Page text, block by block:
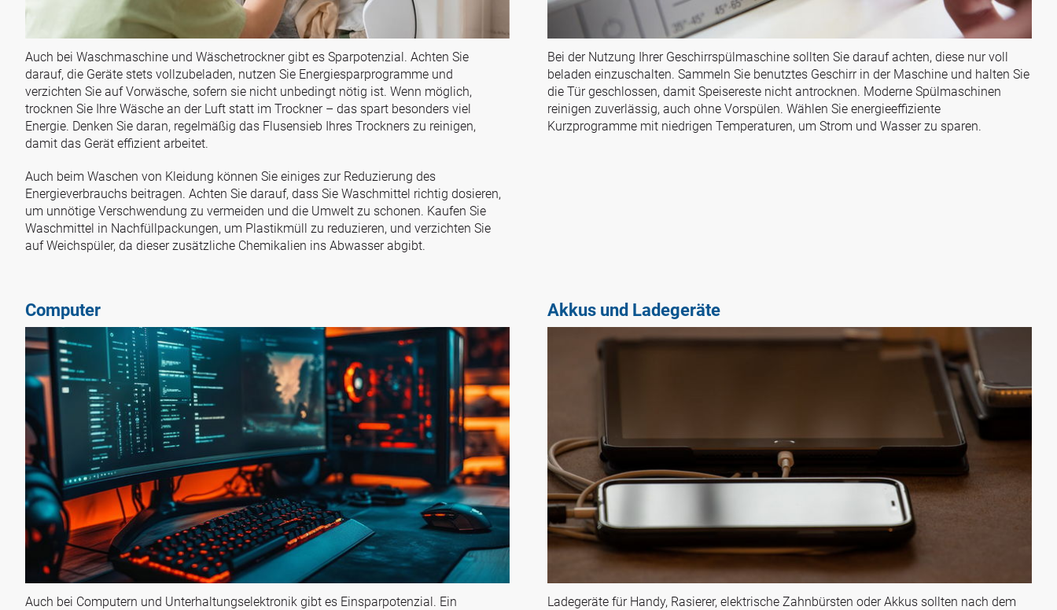
Auch bei Waschmaschine und Wäschetrockner gibt es Sparpotenzial. Achten Sie
darauf, die Geräte stets vollzubeladen, nutzen Sie Energiesparprogramme und
verzichten Sie auf Vorwäsche, sofern sie nicht unbedingt nötig ist. Wenn möglich,
trocknen Sie Ihre Wäsche an der Luft statt im Trockner – das spart besonders viel
Energie. Denken Sie daran, regelmäßig das Flusensieb Ihres Trockners zu reinigen,
damit das Gerät effizient arbeitet.
Auch beim Waschen von Kleidung können Sie einiges zur Reduzierung des
Energieverbrauchs beitragen. Achten Sie darauf, dass Sie Waschmittel richtig dosieren,
um unnötige Verschwendung zu vermeiden und die Umwelt zu schonen. Kaufen Sie
Waschmittel in Nachfüllpackungen, um Plastikmüll zu reduzieren, und verzichten Sie
auf Weichspüler, da dieser zusätzliche Chemikalien ins Abwasser abgibt.
Bei der Nutzung Ihrer Geschirrspülmaschine sollten Sie darauf achten, diese nur voll
beladen einzuschalten. Sammeln Sie benutztes Geschirr in der Maschine und halten Sie
die Tür geschlossen, damit Speisereste nicht antrocknen. Moderne Spülmaschinen
reinigen zuverlässig, auch ohne Vorspülen. Wählen Sie energieeffiziente
Kurzprogramme mit niedrigen Temperaturen, um Strom und Wasser zu sparen.
Computer
Auch bei Computern und Unterhaltungselektronik gibt es Einsparpotenzial. Ein
Akkus und Ladegeräte
Ladegeräte für Handy, Rasierer, elektrische Zahnbürsten oder Akkus sollten nach dem